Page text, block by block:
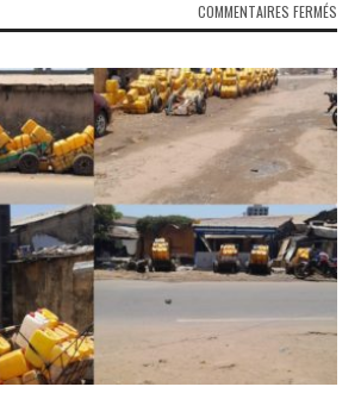
COMMENTAIRES FERMÉS
DE
LA